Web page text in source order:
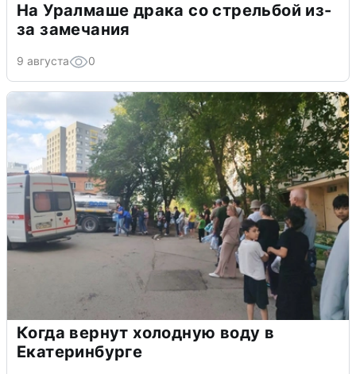
На Уралмаше драка со стрельбой из-
за замечания
9 августа 0
Когда вернут холодную воду в
Екатеринбурге